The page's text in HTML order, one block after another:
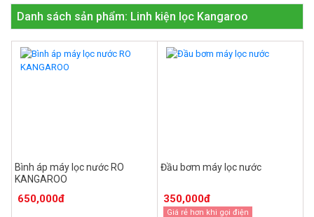
Danh sách sản phẩm: Linh kiện lọc Kangaroo
Bình áp máy lọc nước RO
KANGAROO
650,000đ
Đầu bơm máy lọc nước
350,000đ
Giá rẻ hơn khi gọi điện